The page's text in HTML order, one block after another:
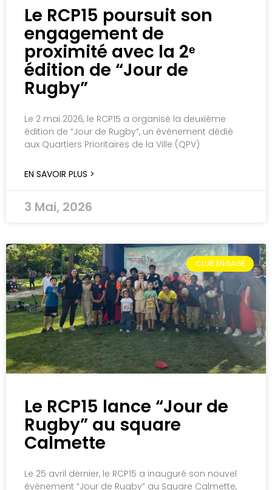
Le RCP15 poursuit son
engagement de
proximité avec la 2ᵉ
édition de “Jour de
Rugby”
Le 2 mai 2026, le RCP15 a organisé la deuxième
édition de “Jour de Rugby”, un événement dédié
aux Quartiers Prioritaires de la Ville (QPV)
EN SAVOIR PLUS >
3 Mai, 2026
CLUB ENGAGÉ
Le RCP15 lance “Jour de
Rugby” au square
Calmette
Le 25 avril dernier, le RCP15 a inauguré son nouvel
événement “Jour de Rugby” au Square Calmette,